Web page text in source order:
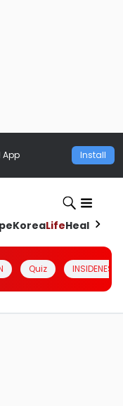
App Install
KoreaLifeHealth
Quiz INSIDENESIA